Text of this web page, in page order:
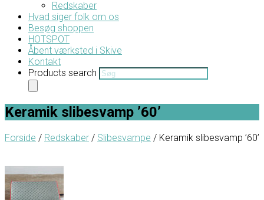
Redskaber
Hvad siger folk om os
Besøg shoppen
HOTSPOT
Åbent værksted i Skive
Kontakt
Products search
Keramik slibesvamp ’60’
Forside / Redskaber / Slibesvampe / Keramik slibesvamp ’60’